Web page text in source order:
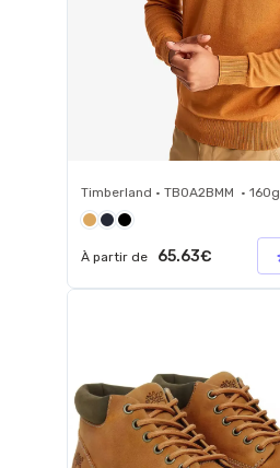
Timberland • TB0A2BMM • 160g
À partir de 65.63€